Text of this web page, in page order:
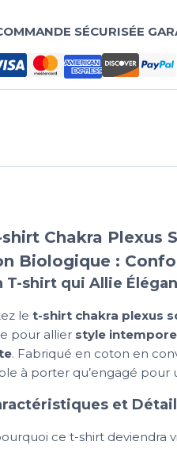
SÉCURISÉE
shirt Chakra Plexus
Biologique :
T-shirt qui Allie
le t-shirt chakra plexus
pour allier style
. Fabriqué en coton en
à porter qu’engagé pour
et
ce t-shirt deviendra